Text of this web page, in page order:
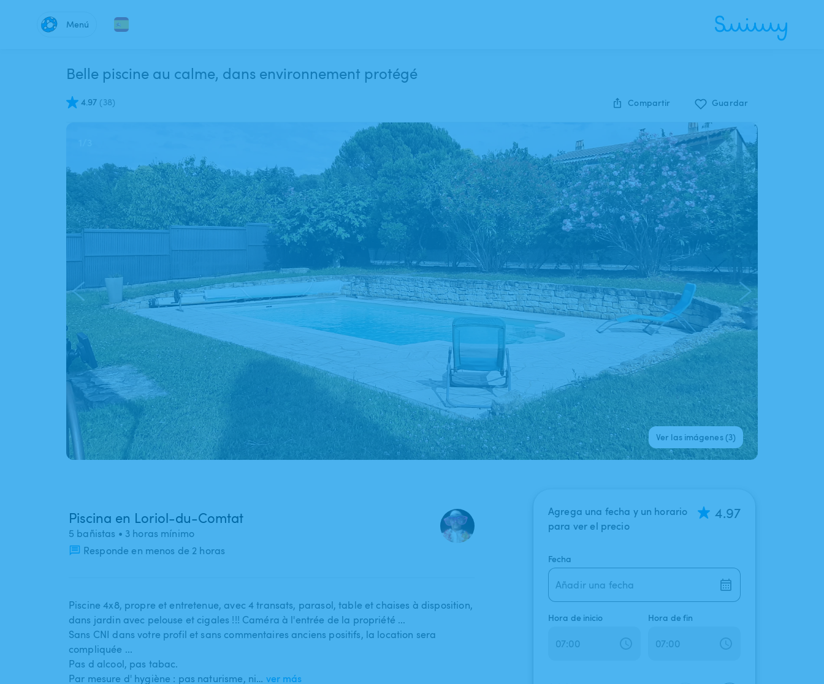
Menú
Belle piscine au calme, dans environnement protégé
4.97 (38) Compartir Guardar
Ver las imágenes (3)
Piscina en Loriol-du-Comtat
5 bañistas • 3 horas mínimo
Responde en menos de 2 horas
Piscine 4x8​,​ propre et entretenue​,​ avec 4 transats​,​ parasol​,​ table et chaises à disposition​,​
dans jardin avec pelouse et cigales !!! Caméra à l'entrée de la propriété ...
Sans CNI dans votre profil et sans commentaires anciens positifs​,​ la location sera
compliquée ...
Pas d alcool​,​ pas tabac.
Par mesure d' hygiène : pas naturisme​,​ ni… ver más
Agrega una fecha y un horario
para ver el precio
4.97
Fecha
Añadir una fecha
Hora de inicio Hora de fin